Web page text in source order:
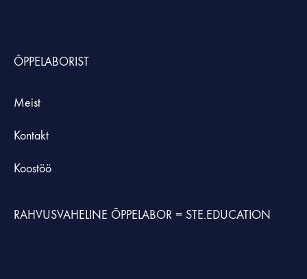
ÕPPELABORIST
Meist
Kontakt
Koostöö
RAHVUSVAHELINE ÕPPELABOR = STE.EDUCATION